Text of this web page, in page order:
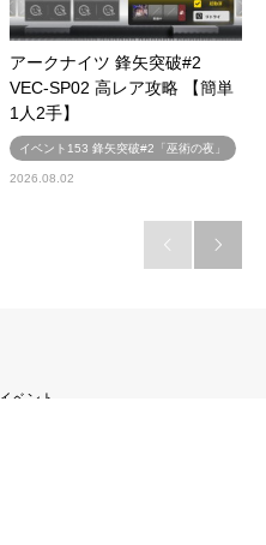
アークナイツ 鋒矢突破#2
VEC-SP02 高レア攻略 【簡単
1人2手】
イベント153 鋒矢突破#2「巫術の夜」
2026.08.02
 
イベント